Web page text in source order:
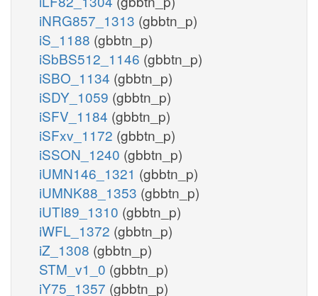
iNRG857_1313 (gbbtn_p)
iS_1188 (gbbtn_p)
iSbBS512_1146 (gbbtn_p)
iSBO_1134 (gbbtn_p)
iSDY_1059 (gbbtn_p)
iSFV_1184 (gbbtn_p)
iSFxv_1172 (gbbtn_p)
iSSON_1240 (gbbtn_p)
iUMN146_1321 (gbbtn_p)
iUMNK88_1353 (gbbtn_p)
iUTI89_1310 (gbbtn_p)
iWFL_1372 (gbbtn_p)
iZ_1308 (gbbtn_p)
STM_v1_0 (gbbtn_p)
iY75_1357 (gbbtn_p)